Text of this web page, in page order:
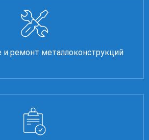
и ремонт металлоконструкций